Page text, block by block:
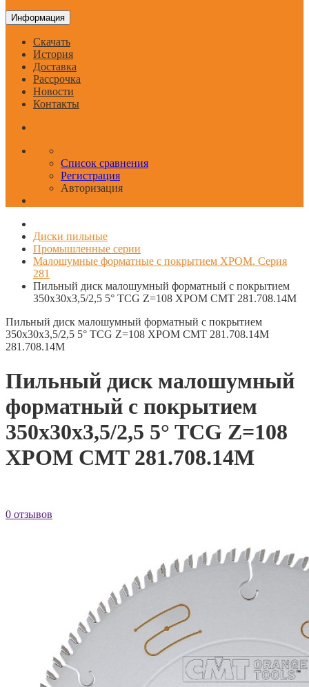
Информация
Скачать
История
Доставка
Рассрочка
Новости
Контакты
Список сравнения
Регистрация
Авторизация
Диски пильные
Промышленные серии
Малошумные форматные с покрытием ХРОМ. Серия
281
Пильный диск малошумный форматный с покрытием
350x30x3,5/2,5 5° TCG Z=108 ХРОМ CMT 281.708.14M
Пильный диск малошумный форматный с покрытием
350x30x3,5/2,5 5° TCG Z=108 ХРОМ CMT 281.708.14M
281.708.14M
Пильный диск малошумный
форматный с покрытием
350x30x3,5/2,5 5° TCG Z=108
ХРОМ CMT 281.708.14M
0 отзывов